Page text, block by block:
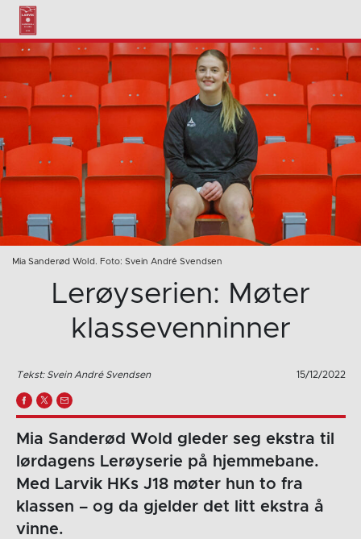
Mia Sanderød Wold. Foto: Svein André Svendsen
Lerøyserien: Møter
klassevenninner
Tekst: Svein André Svendsen 15/12/2022
Mia Sanderød Wold gleder seg ekstra til
lørdagens Lerøyserie på hjemmebane.
Med Larvik HKs J18 møter hun to fra
klassen – og da gjelder det litt ekstra å
vinne.